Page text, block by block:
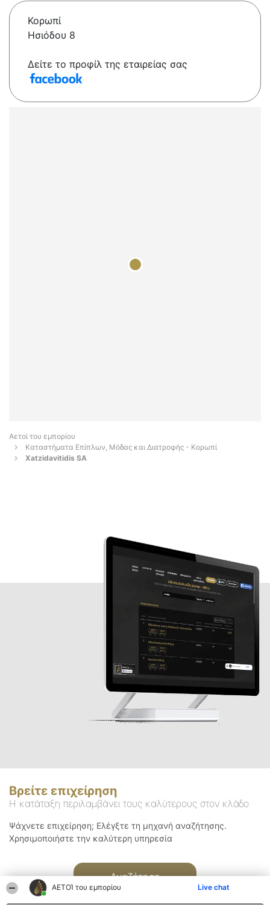
ΑΕΤΟΊ του εμπορίου Live chat
Κορωπί
Ησιόδου 8
Δείτε το προφίλ της εταιρείας σας
Αετοί του εμπορίου
Καταστήματα Επίπλων, Μόδας και Διατροφής - Κορωπί
Xatzidavitidis SA
Βρείτε επιχείρηση
Η κατάταξη περιλαμβάνει τους καλύτερους στον κλάδο
Ψάχνετε επιχείρηση; Ελέγξτε τη μηχανή αναζήτησης.
Χρησιμοποιήστε την καλύτερη υπηρεσία
Αναζήτηση